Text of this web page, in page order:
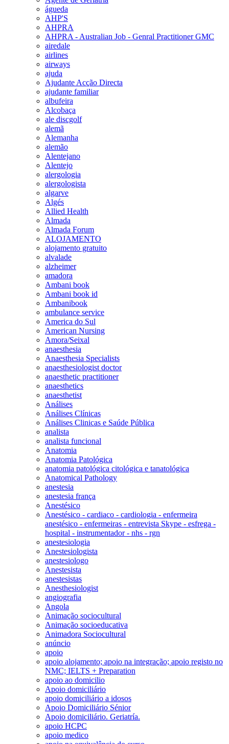
águeda
AHP'S
AHPRA
AHPRA - Australian Job - Genral Practitioner GMC
airedale
airlines
airways
ajuda
Ajudante Acção Directa
ajudante familiar
albufeira
Alcobaça
ale discgolf
alemã
Alemanha
alemão
Alentejano
Alentejo
alergologia
alergologista
algarve
Algés
Allied Health
Almada
Almada Forum
ALOJAMENTO
alojamento gratuito
alvalade
alzheimer
amadora
Ambani book
Ambani book id
Ambanibook
ambulance service
America do Sul
American Nursing
Amora/Seixal
anaesthesia
Anaesthesia Specialists
anaesthesiologist doctor
anaesthetic practitioner
anaesthetics
anaesthetist
Análises
Análises Clínicas
Análises Clinicas e Saúde Pública
analista
analista funcional
Anatomia
Anatomia Patológica
anatomia patológica citológica e tanatológica
Anatomical Pathology
anestesia
anestesia frança
Anestésico
Anestésico - cardiaco - cardiologia - enfermeira
anestésico - enfermeiras - entrevista Skype - esfrega -
hospital - instrumentador - nhs - rgn
anestesiologia
Anestesiologista
anestesiologo
Anestesista
anestesistas
Anesthesiologist
angiografia
Angola
Animação sociocultural
Animação socioeducativa
Animadora Sociocultural
anúncio
apoio
apoio alojamento; apoio na integração; apoio registo no
NMC; IELTS + Preparation
apoio ao domicilio
Apoio domiciliário
apoio domiciliário a idosos
Apoio Domiciliário Sénior
Apoio domiciliário. Geriatría.
apoio HCPC
apoio medico